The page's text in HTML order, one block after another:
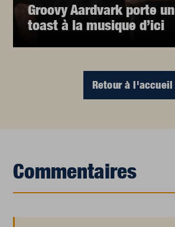
Groovy Aardvark porte un
toast à la musique d’ici
Retour à l'accueil
Commentaires